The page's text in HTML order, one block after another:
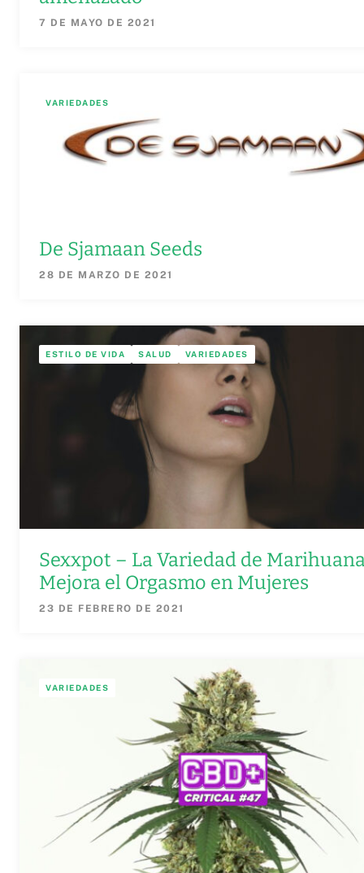
7 DE MAYO DE 2021
VARIEDADES
De Sjamaan Seeds
28 DE MARZO DE 2021
ESTILO DE VIDA SALUD VARIEDADES
Sexxpot – La Variedad de
Mejora el Orgasmo en Mujeres
23 DE FEBRERO DE 2021
VARIEDADES